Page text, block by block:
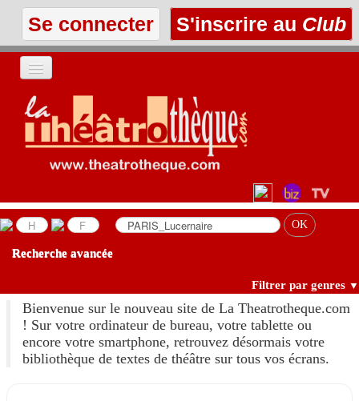
Se connecter S'inscrire au Club
ACCUEIL
LES TEXTES
LES ANNONCES
Recherche avancée
Filtrer par genres ▼
Bienvenue sur le nouveau site de La Theatrotheque.com
! Sur votre ordinateur de bureau, votre tablette ou
encore votre smartphone, retrouvez désormais votre
bibliothèque de textes de théâtre sur tous vos écrans.